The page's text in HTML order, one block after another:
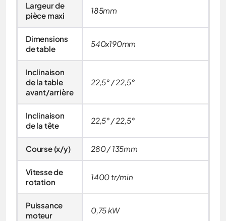
Largeur de
pièce maxi
185mm
Dimensions
de table
540x190mm
Inclinaison
de la table
avant/arrière
22,5° / 22,5°
Inclinaison
de la tête
22,5° / 22,5°
Course (x/y) 280 / 135mm
Vitesse de
rotation
1400 tr/min
Puissance
moteur
0,75 kW